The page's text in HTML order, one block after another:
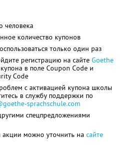
человека
количество купонов
только один раз
регистрацию на сайте Goethe
в поле Coupon Code и
Code
с активацией купона школы
в службу поддержки по
sprachschule.com
спецпредложениями
можно уточнить на сайте